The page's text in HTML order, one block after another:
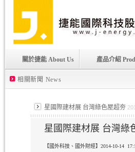
關於捷能 About Us 產品介紹
相關新聞 News
星國際建材展 台灣綠色屋超夯
星國際建材展 台灣綠
【國外科技、國外財經】2014-10-14